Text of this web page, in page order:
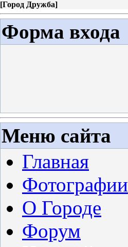
[Город Дружба]
Форма входа
Меню сайта
Главная
Фотографии
О Городе
Форум